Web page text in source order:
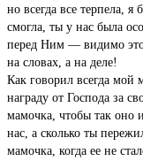
но всегда все терпела,
смогла, ты у нас была
перед Ним — видимо
на словах, а на деле!
Как говорил всегда
награду от Господа за
мамочка, чтобы так оно
нас, а сколько ты
мамочка, когда ее не